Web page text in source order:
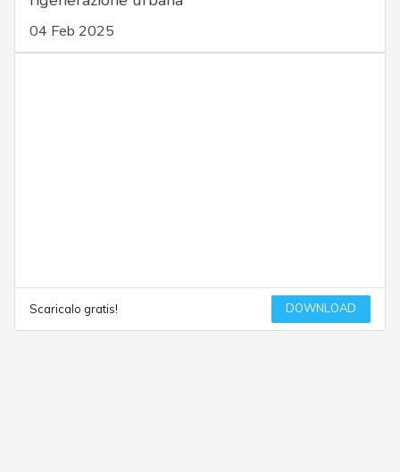
04 Feb 2025
Scaricalo gratis! DOWNLOAD